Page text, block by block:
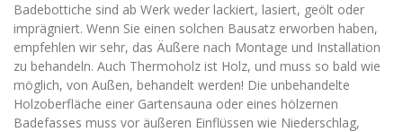
Badebottiche sind ab Werk weder lackiert, lasiert, geölt oder
imprägniert. Wenn Sie einen solchen Bausatz erworben haben,
empfehlen wir sehr, das Äußere nach Montage und Installation
zu behandeln. Auch Thermoholz ist Holz, und muss so bald wie
möglich, von Außen, behandelt werden! Die unbehandelte
Holzoberfläche einer Gartensauna oder eines hölzernen
Badefasses muss vor äußeren Einflüssen wie Niederschlag,